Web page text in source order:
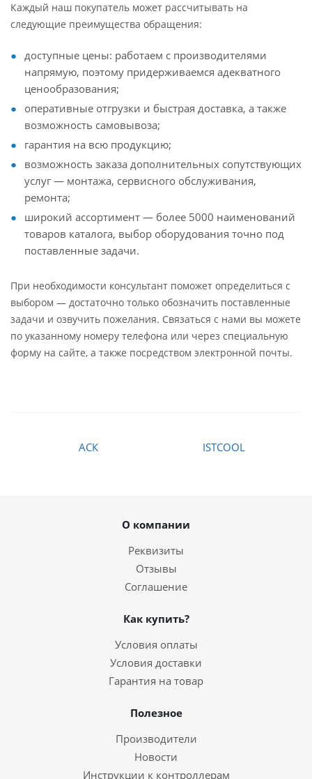
Каждый наш покупатель может рассчитывать на
следующие преимущества обращения:
доступные цены: работаем с производителями
напрямую, поэтому придерживаемся адекватного
ценообразования;
оперативные отгрузки и быстрая доставка, а также
возможность самовывоза;
гарантия на всю продукцию;
возможность заказа дополнительных сопутствующих
услуг — монтажа, сервисного обслуживания,
ремонта;
широкий ассортимент — более 5000 наименований
товаров каталога, выбор оборудования точно под
поставленные задачи.
При необходимости консультант поможет определиться с
выбором — достаточно только обозначить поставленные
задачи и озвучить пожелания. Связаться с нами вы можете
по указанному номеру телефона или через специальную
форму на сайте, а также посредством электронной почты.
О компании
Реквизиты
Отзывы
Соглашение
Как купить?
Условия оплаты
Условия доставки
Гарантия на товар
Полезное
Производители
Новости
Инструкции к контроллерам